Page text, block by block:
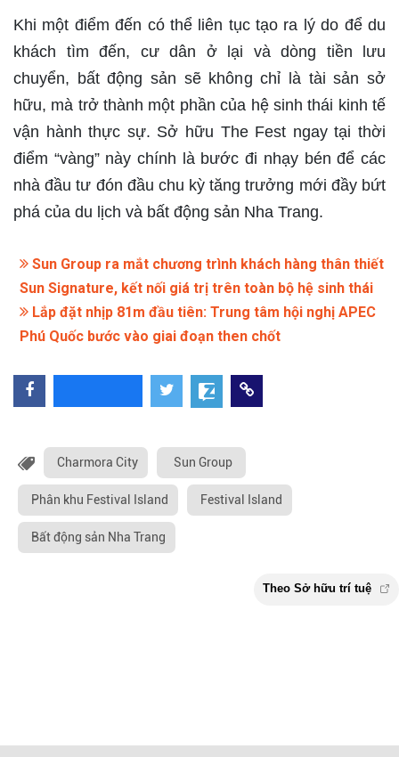
Khi một điểm đến có thể liên tục tạo ra lý do để du
khách tìm đến, cư dân ở lại và dòng tiền lưu
chuyển, bất động sản sẽ không chỉ là tài sản sở
hữu, mà trở thành một phần của hệ sinh thái kinh tế
vận hành thực sự. Sở hữu The Fest ngay tại thời
điểm “vàng” này chính là bước đi nhạy bén để các
nhà đầu tư đón đầu chu kỳ tăng trưởng mới đầy bứt
phá của du lịch và bất động sản Nha Trang.
Sun Group ra mắt chương trình khách hàng thân thiết
Sun Signature, kết nối giá trị trên toàn bộ hệ sinh thái
Lắp đặt nhịp 81m đầu tiên: Trung tâm hội nghị APEC
Phú Quốc bước vào giai đoạn then chốt
Charmora City Sun Group
Phân khu Festival Island Festival Island
Bất động sản Nha Trang